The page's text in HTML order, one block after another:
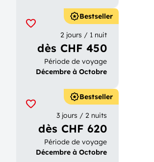
Bestseller
2 jours / 1 nuit
dès CHF 450
Période de voyage
Décembre à Octobre
Bestseller
3 jours / 2 nuits
dès CHF 620
Période de voyage
Décembre à Octobre